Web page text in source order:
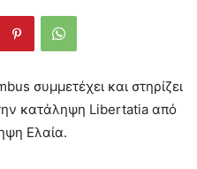
συμμετέχει και στηρίζει
κατάληψη Libertatia από
Ελαία.